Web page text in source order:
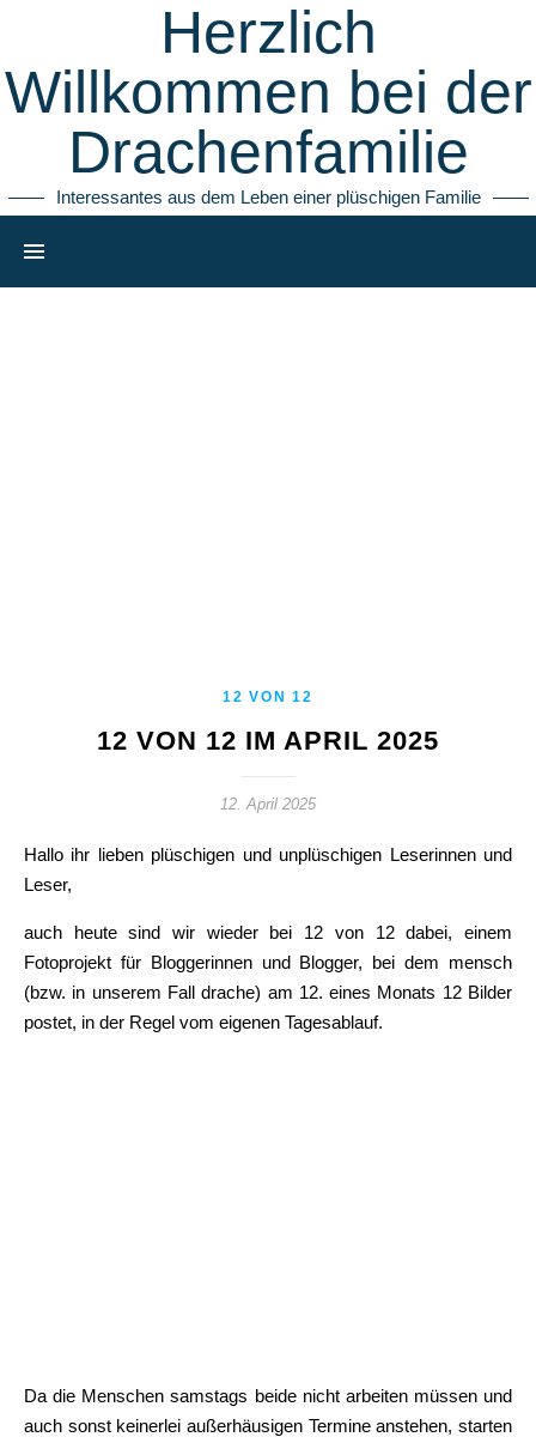
Herzlich
Willkommen bei der
Drachenfamilie
Interessantes aus dem Leben einer plüschigen Familie
12 VON 12
12 VON 12 IM APRIL 2025
12. April 2025
Hallo ihr lieben plüschigen und unplüschigen Leserinnen und
Leser,
auch heute sind wir wieder bei 12 von 12 dabei, einem
Fotoprojekt für Bloggerinnen und Blogger, bei dem mensch
(bzw. in unserem Fall drache) am 12. eines Monats 12 Bilder
postet, in der Regel vom eigenen Tagesablauf.
Da die Menschen samstags beide nicht arbeiten müssen und
auch sonst keinerlei außerhäusigen Termine anstehen, starten